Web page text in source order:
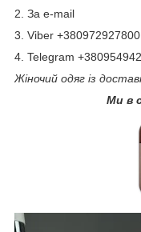
2. За e-mail
3. Viber
4. Telegram
Жіночий одяг із
Ми в